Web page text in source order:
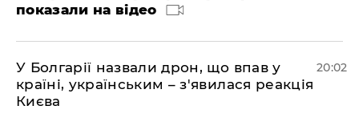
показали на відео
У Болгарії назвали дрон, що впав у
країні, українським – з'явилася реакція
Києва
20:02